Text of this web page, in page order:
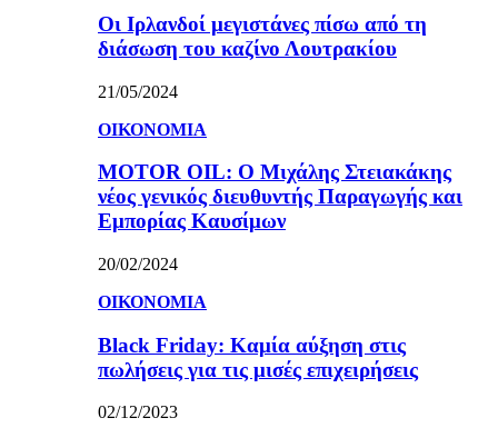
Οι Ιρλανδοί μεγιστάνες πίσω από τη
διάσωση του καζίνο Λουτρακίου
21/05/2024
ΟΙΚΟΝΟΜΙΑ
MOTOR OIL: Ο Μιχάλης Στειακάκης
νέος γενικός διευθυντής Παραγωγής και
Εμπορίας Καυσίμων
20/02/2024
ΟΙΚΟΝΟΜΙΑ
Black Friday: Καμία αύξηση στις
πωλήσεις για τις μισές επιχειρήσεις
02/12/2023